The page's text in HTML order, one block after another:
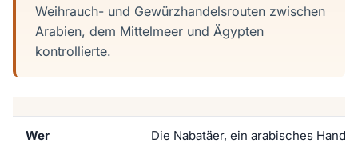
Weihrauch- und Gewürzhandelsrouten zwischen
Arabien, dem Mittelmeer und Ägypten
kontrollierte.
Wer Die Nabatäer, ein arabisches